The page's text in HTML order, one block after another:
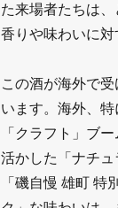
た来場者たちは
香りや味わいに対
この酒が海外で
います。海外、
「クラフト」ブ
活かした「ナチュ
「磯自慢 雄町